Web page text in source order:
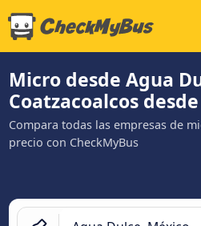
Micro desde Agua
Coatzacoalcos
Compara todas las empresas de
precio con CheckMyBus